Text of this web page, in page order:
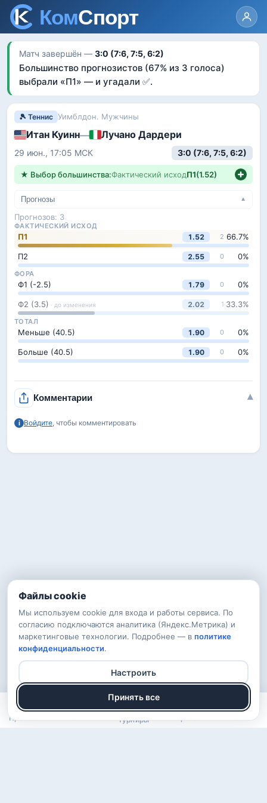
Файлы cookie
Мы используем cookie для входа и работы сервиса. По
согласию подключаются аналитика (Яндекс.Метрика) и
маркетинговые технологии. Подробнее — в политике
конфиденциальности.
Настроить
Принять все
Матч завершён — 3:0 (7:6, 7:5, 6:2)
Большинство прогнозистов (67% из 3 голоса)
выбрали «П1» — и угадали ✅.
🎾 Теннис Уимблдон. Мужчины
Итан Куинн— Лучано Дардери
29 июн., 17:05 МСК 3:0 (7:6, 7:5, 6:2)
★ Выбор большинства:Фактический исходП1(1.52)
Прогнозы ▼
Прогнозов: 3
ФАКТИЧЕСКИЙ ИСХОД
П1 1.52 2 66.7%
П2 2.55 0 0%
ФОРА
Ф1 (-2.5) 1.79 0 0%
Ф2 (3.5) · до изменения 2.02 1 33.3%
ТОТАЛ
Меньше (40.5) 1.90 0 0%
Больше (40.5) 1.90 0 0%
Комментарии ▾
i Войдите, чтобы комментировать
Прогнозы Рейтинг Турниры Арена Войти